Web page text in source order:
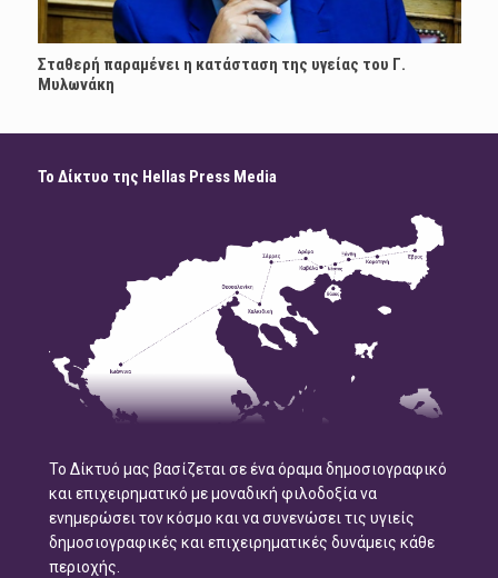
Σταθερή παραμένει η κατάσταση της υγείας του Γ.
Μυλωνάκη
Το Δίκτυο της Hellas Press Media
Το Δίκτυό μας βασίζεται σε ένα όραμα δημοσιογραφικό
και επιχειρηματικό με μοναδική φιλοδοξία να
ενημερώσει τον κόσμο και να συνενώσει τις υγιείς
δημοσιογραφικές και επιχειρηματικές δυνάμεις κάθε
περιοχής.